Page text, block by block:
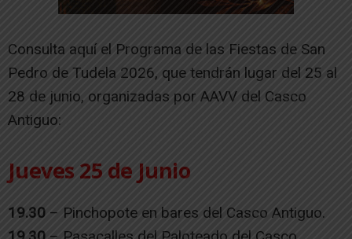
Consulta aquí el Programa de las Fiestas de San
Pedro de Tudela 2026, que tendrán lugar del 25 al
28 de junio, organizadas por AAVV del Casco
Antiguo:
Jueves 25 de Junio
19.30 – Pinchopote en bares del Casco Antiguo.